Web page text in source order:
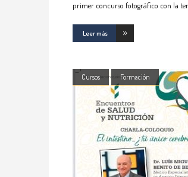
primer concurso fotográfico con la
Leer más
Cursos Formación